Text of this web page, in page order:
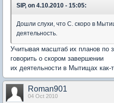
SIP, on 4.10.2010 - 15:05:
Дошли слухи, что С. скоро в
деятельность.
Учитывая масштаб их планов по
говорить о скором завершении
их деятельности в Мытищах как-
Roman901
04 Oct 2010